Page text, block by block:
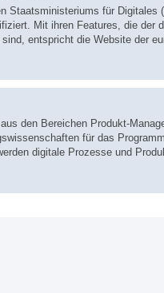
Staatsministeriums für Digitales
Mit ihren Features, die der
entspricht die Website der
den Bereichen Produkt-
für das
digitale Prozesse und